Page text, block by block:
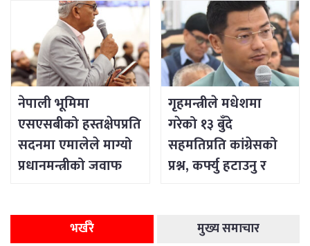
नेपाली भूमिमा
एसएसबीको हस्तक्षेपप्रति
सदनमा एमालेले माग्यो
प्रधानमन्त्रीको जवाफ
गृहमन्त्रीले मधेशमा
गरेको १३ बुँदे
सहमतिप्रति कांग्रेसको
प्रश्न, कर्फ्यु हटाउनु र
भर्खरै मुख्य समाचार